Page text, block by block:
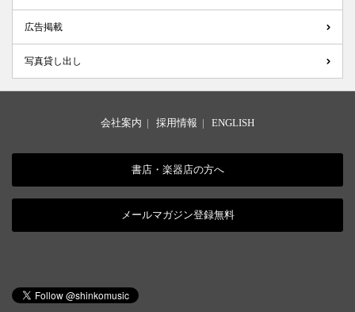
広告掲載
写真貸し出し
会社案内 | 採用情報 | ENGLISH
書店・楽器店の方へ
メールマガジン登録無料